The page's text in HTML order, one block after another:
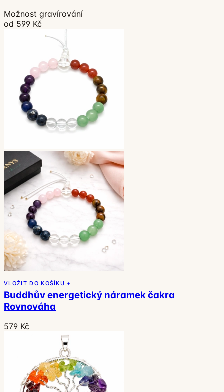
Možnost gravírování
od 599 Kč
VLOŽIT DO KOŠÍKU +
Buddhův energetický náramek čakra
Rovnováha
579 Kč